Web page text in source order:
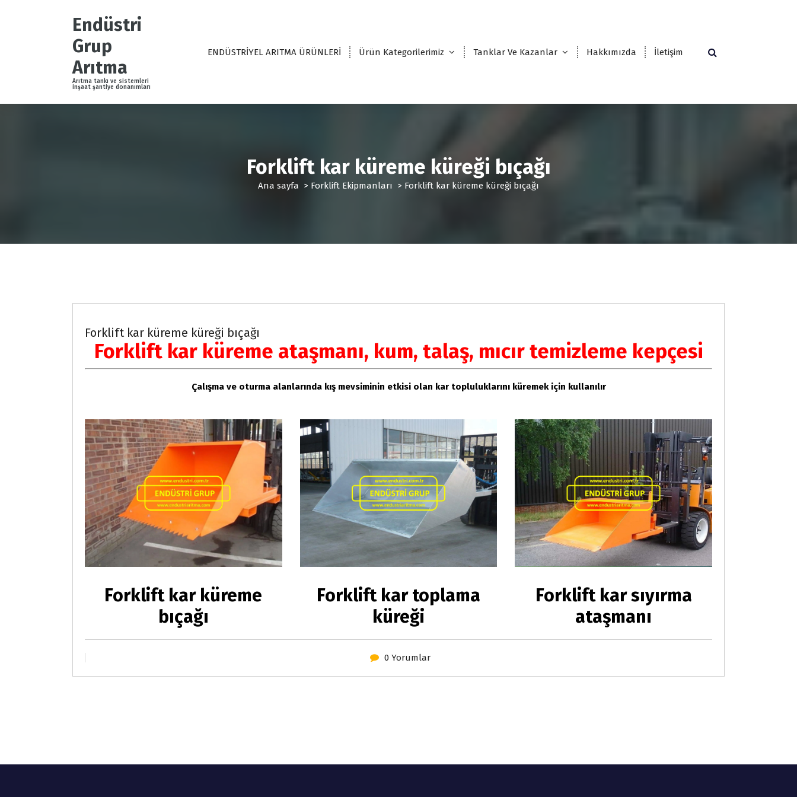
Endüstri
Grup
Arıtma
Arıtma tankı ve sistemleri
inşaat şantiye donanımları
ENDÜSTRİYEL ARITMA ÜRÜNLERİ Ürün Kategorilerimiz Tanklar Ve Kazanlar Hakkımızda İletişim
Forklift kar küreme küreği bıçağı
Ana sayfa > Forklift Ekipmanları > Forklift kar küreme küreği bıçağı
Forklift kar küreme küreği bıçağı
Forklift kar küreme ataşmanı, kum, talaş, mıcır temizleme kepçesi
Çalışma ve oturma alanlarında kış mevsiminin etkisi olan kar topluluklarını küremek için kullanılır
Forklift kar küreme
bıçağı
Forklift kar toplama
küreği
Forklift kar sıyırma
ataşmanı
0 Yorumlar